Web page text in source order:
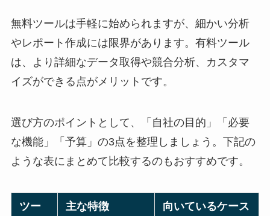
無料ツールは手軽に始められますが、細かい分析
やレポート作成には限界があります。有料ツール
は、より詳細なデータ取得や競合分析、カスタマ
イズができる点がメリットです。
選び方のポイントとして、「自社の目的」「必要
な機能」「予算」の3点を整理しましょう。下記の
ような表にまとめて比較するのもおすすめです。
ツー
主な特徴 向いているケース